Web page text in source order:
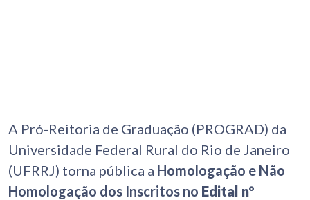
A Pró-Reitoria de Graduação (PROGRAD) da
Universidade Federal Rural do Rio de Janeiro
(UFRRJ) torna pública a Homologação e Não
Homologação dos Inscritos no Edital nº